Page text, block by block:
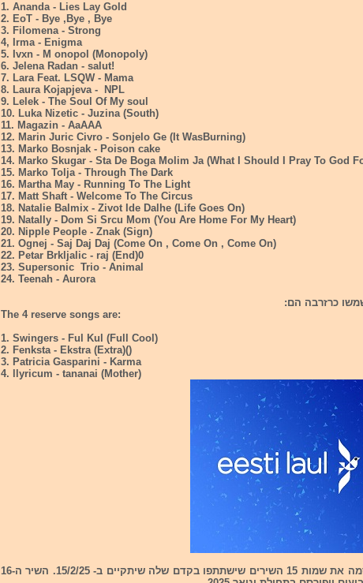
1. Ananda - Lies Lay Gold
2. EoT - Bye ,Bye , Bye
3. Filomena - Strong
4, Irma - Enigma
5. Ivxn - M onopol (Monopoly)
6. Jelena Radan - salut!
7. Lara Feat. LSQW - Mama
8. Laura Kojapjeva - NPL
9. Lelek - The Soul Of My soul
10. Luka Nizetic - Juzina (South)
11. Magazin - AaAAA
12. Marin Juric Civro - Sonjelo Ge (It WasBurning)
13. Marko Bosnjak - Poison cake
14. Marko Skugar - Sta De Boga Molim Ja (What I Should I Pray To God
15. Marko Tolja - Through The Dark
16. Martha May - Running To The Light
17. Matt Shaft - Welcome To The Circus
18. Natalie Balmix - Zivot Ide Dalhe (Life Goes On)
19. Natally - Dom Si Srcu Mom (You Are Home For My Heart)
20. Nipple People - Znak (Sign)
21. Ognej - Saj Daj Daj (Come On , Come On , Come On)
22. Petar Brkljalic - raj (End)0
23. Supersonic Trio - Animal
24. Teenah - Aurora
The 4 reserve songs are:
1. Swingers - Ful Kul (Full Cool)
2. Fenksta - Ekstra (Extra)()
3. Patricia Gasparini - Karma
4. llyricum - tananai (Mother)
אסוניה פרסמה את שמות 15 השירים שישתתפו בקדם שלה שיתקיים ב- 15/2/25. השיר ה-16